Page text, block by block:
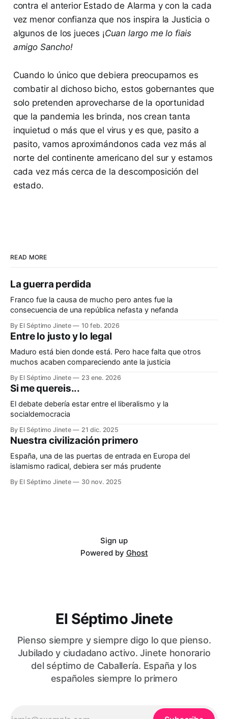
contra el anterior Estado de Alarma y con la cada
vez menor confianza que nos inspira la Justicia o
algunos de los jueces ¡Cuan largo me lo fiais
amigo Sancho!
Cuando lo único que debiera preocuparnos es
combatir al dichoso bicho, estos gobernantes que
solo pretenden aprovecharse de la oportunidad
que la pandemia les brinda, nos crean tanta
inquietud o más que el virus y es que, pasito a
pasito, vamos aproximándonos cada vez más al
norte del continente americano del sur y estamos
cada vez más cerca de la descomposición del
estado.
READ MORE
La guerra perdida
Franco fue la causa de mucho pero antes fue la
consecuencia de una república nefasta y nefanda
By El Séptimo Jinete 10 feb. 2026
Entre lo justo y lo legal
Maduro está bien donde está. Pero hace falta que otros
muchos acaben compareciendo ante la justicia
By El Séptimo Jinete 23 ene. 2026
Si me quereis...
El debate debería estar entre el liberalismo y la
socialdemocracia
By El Séptimo Jinete 21 dic. 2025
Nuestra civilización primero
España, una de las puertas de entrada en Europa del
islamismo radical, debiera ser más prudente
By El Séptimo Jinete 30 nov. 2025
Sign up
Powered by Ghost
El Séptimo Jinete
Pienso siempre y siempre digo lo que pienso.
Jubilado y ciudadano activo. Jinete honorario
del séptimo de Caballería. España y los
españoles siempre lo primero